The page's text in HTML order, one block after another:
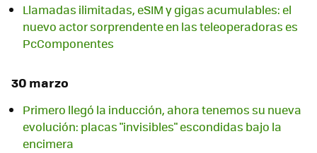
Llamadas ilimitadas, eSIM y gigas acumulables: el
nuevo actor sorprendente en las teleoperadoras es
PcComponentes
30 marzo
Primero llegó la inducción, ahora tenemos su nueva
evolución: placas "invisibles" escondidas bajo la
encimera